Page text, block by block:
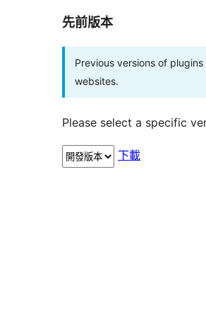
先前版本
Previous versions of
websites.
Please select a specific
下載